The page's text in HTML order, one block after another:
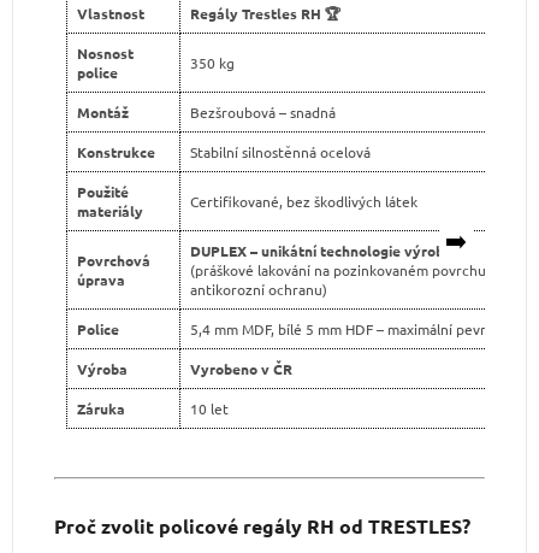
➡️
Vlastnost Regály Trestles RH 🏆
Nosnost
police
350 kg
Montáž Bezšroubová – snadná
Konstrukce Stabilní silnostěnná ocelová
Použité
materiály
Certifikované, bez škodlivých látek
Povrchová
úprava
DUPLEX – unikátní technologie výroby
(práškové lakování na pozinkovaném povrchu pro
antikorozní ochranu)
Police 5,4 mm MDF, bílé 5 mm HDF – maximální pevnost
Výroba Vyrobeno v ČR
Záruka 10 let
Proč zvolit policové regály RH od TRESTLES?